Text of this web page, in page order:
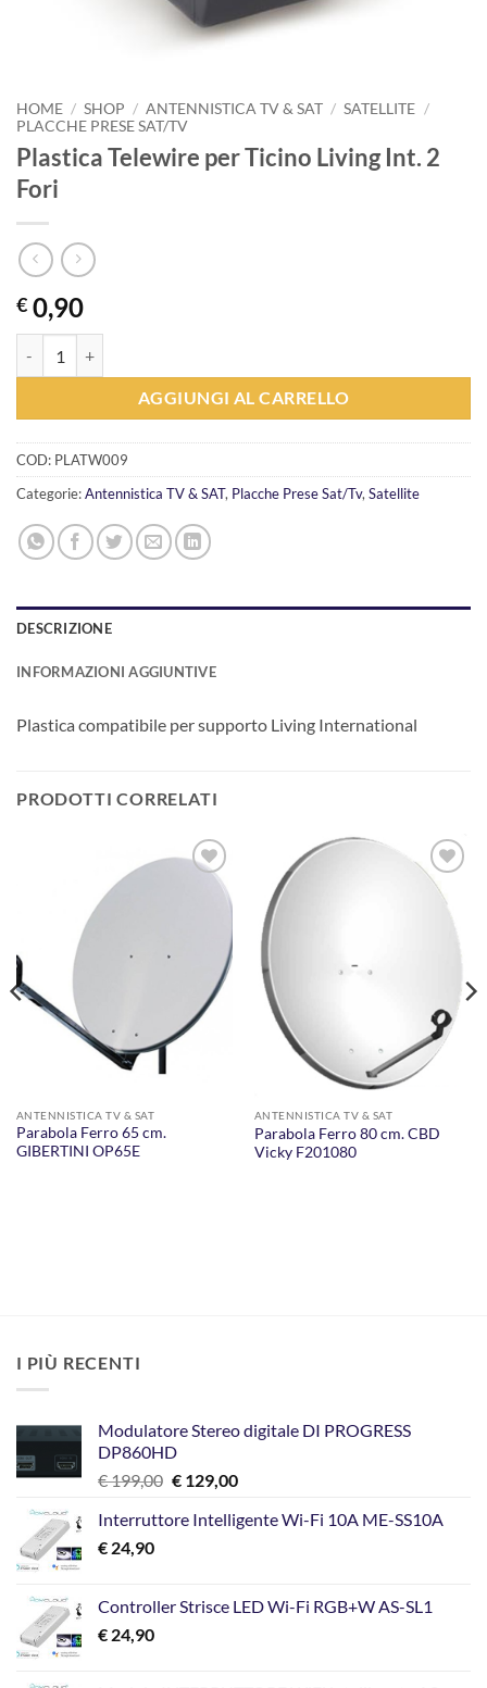
HOME / SHOP / ANTENNISTICA TV & SAT / SATELLITE /
PLACCHE PRESE SAT/TV
Plastica Telewire per Ticino Living Int. 2
Fori
€ 0,90
AGGIUNGI AL CARRELLO
COD: PLATW009
Categorie:Antennistica TV & SAT, Placche Prese Sat/Tv, Satellite
DESCRIZIONE
INFORMAZIONI AGGIUNTIVE
Plastica compatibile per supporto Living International
PRODOTTI CORRELATI
ANTENNISTICA TV & SAT
Parabola Ferro 65 cm.
GIBERTINI OP65E
AGGIUNGI
ANTENNISTICA TV & SAT
Parabola Ferro 80 cm. CBD
Vicky F201080
I PIÙ RECENTI
Modulatore Stereo digitale DI PROGRESS
DP860HD
€199,00 Il
originale
€129,00Il
attuale
Interruttore Intelligente Wi-Fi 10A ME-SS10A
€ 24,90
Controller Strisce LED Wi-Fi RGB+W AS-SL1
€ 24,90